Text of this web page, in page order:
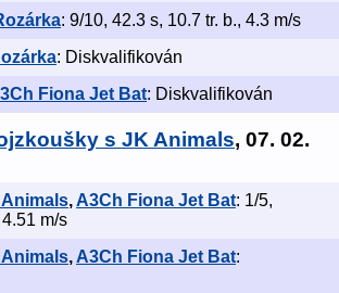
: 9/10, 42.3 s, 10.7 tr. b., 4.3 m/s
: Diskvalifikován
Fiona Jet Bat: Diskvalifikován
s JK Animals, 07. 02.
,A3Ch Fiona Jet Bat: 1/5,
m/s
, A3Ch Fiona Jet Bat: